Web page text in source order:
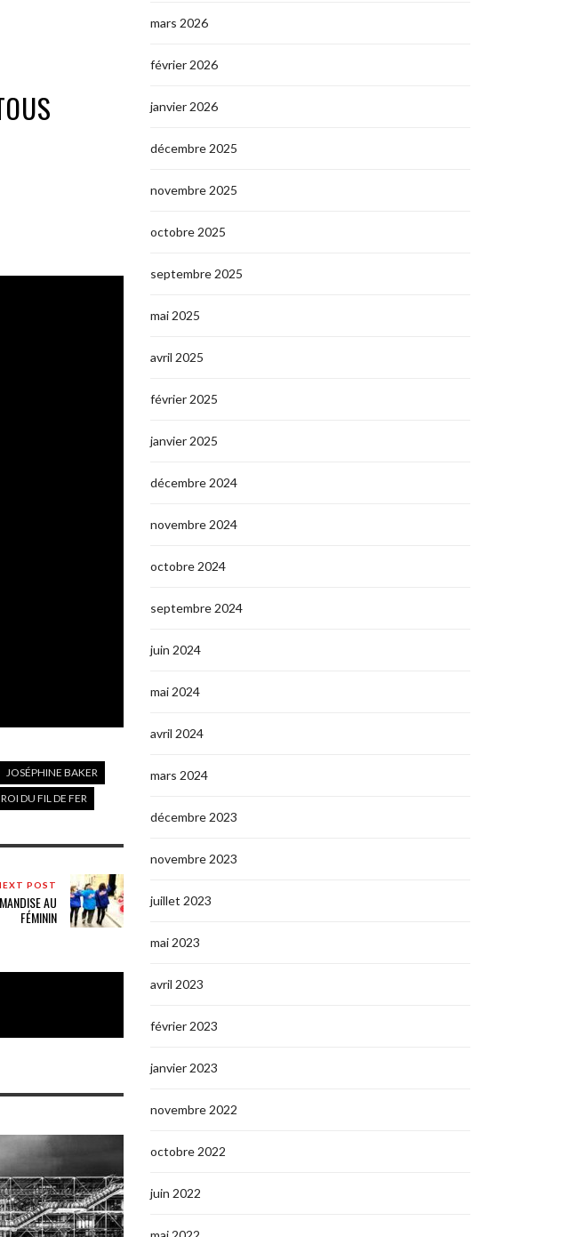
JOSÉPHINE BAKER
ROI DU FIL DE FER
POST
AU
FÉMININ
mars 2026
février 2026
janvier 2026
décembre 2025
novembre 2025
octobre 2025
septembre 2025
mai 2025
avril 2025
février 2025
janvier 2025
décembre 2024
novembre 2024
octobre 2024
septembre 2024
juin 2024
mai 2024
avril 2024
mars 2024
décembre 2023
novembre 2023
juillet 2023
mai 2023
avril 2023
février 2023
janvier 2023
novembre 2022
octobre 2022
juin 2022